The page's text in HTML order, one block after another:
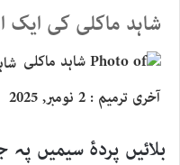
شاہد ماکلی کی ایک
آخری ترمیم : 2 نومبر, 2025
بلائیں پردۂ سیمیں